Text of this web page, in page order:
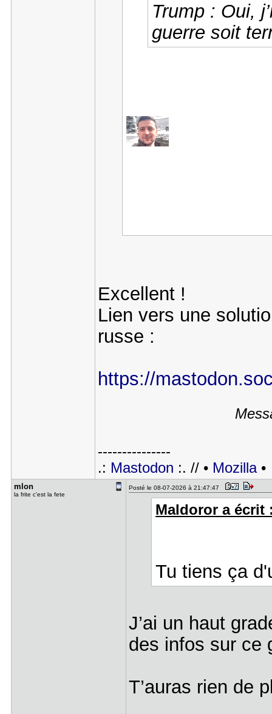
Trump : Oui,
guerre soit
Excellent !
Lien vers une
russe :
https://
---------------
.: Mastodon :. // • Mozilla•
mlon
la frite c'est la fete
Posté le 08-07-2026 à 21:47:47
Maldoror a écrit
Tu tiens ça
J’ai un haut
des infos sur
T’auras rien de